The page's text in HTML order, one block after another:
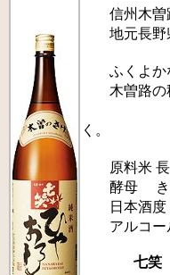
信州木曽路
地元長野県
ふくよかな
木曽路の
く。
原料米 長
酵母 きょ
日本酒度
アルコー
七笑